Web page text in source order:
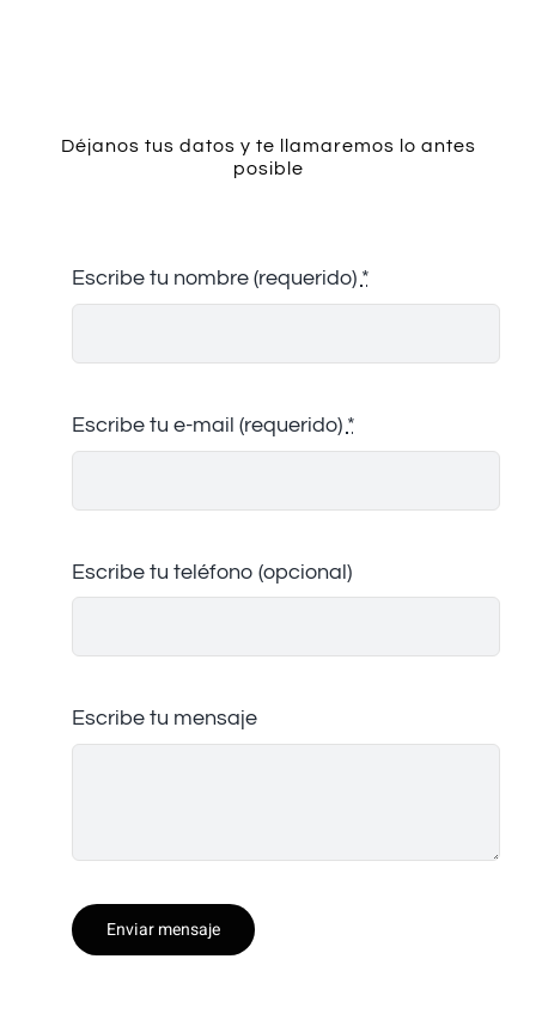
Déjanos tus datos y te llamaremos lo antes
posible
Escribe tu nombre (requerido) *
Escribe tu e-mail (requerido) *
Escribe tu teléfono (opcional)
Escribe tu mensaje
Enviar mensaje